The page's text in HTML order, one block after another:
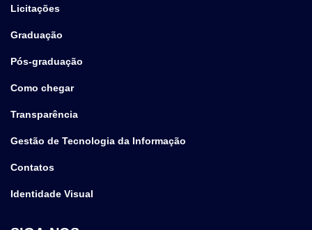
Licitações
Graduação
Pós-graduação
Como chegar
Transparência
Gestão de Tecnologia da Informação
Contatos
Identidade Visual